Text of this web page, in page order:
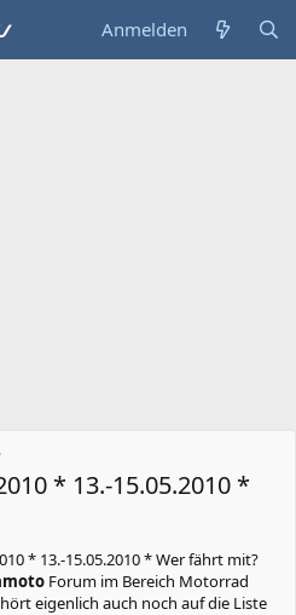
Anmelden
* 13.-15.05.2010 *
* 13.-15.05.2010 * Wer fährt mit?
Forum im Bereich Motorrad
eigenlich auch noch auf die Liste